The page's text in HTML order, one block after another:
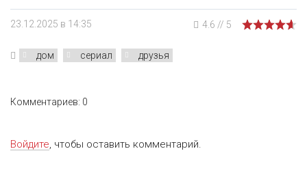
23.12.2025 в 14:35 4.6 // 5
дом сериал друзья
Комментариев: 0
Войдите, чтобы оставить комментарий.